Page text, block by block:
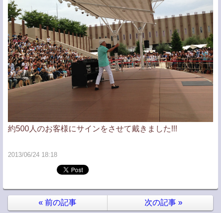
約500人のお客様にサインをさせて戴きました!!!
2013/06/24 18:18
« 前の記事 次の記事 »